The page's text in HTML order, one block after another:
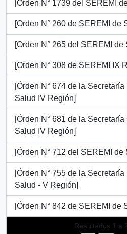
[Orden N° 1739 del SEREMI
[Orden N° 260 de SEREMI de
[Orden N° 265 del SEREMI de
[Orden N° 308 de SEREMI IX
[Órden N° 674 de la
Salud IV Región]
[Órden N° 681 de la
Salud IV Región]
[Órden N° 712 del SEREMI de
[Órden N° 755 de la
Salud - V Región]
[Órden N° 842 de SEREMI de
Resultados 1 a